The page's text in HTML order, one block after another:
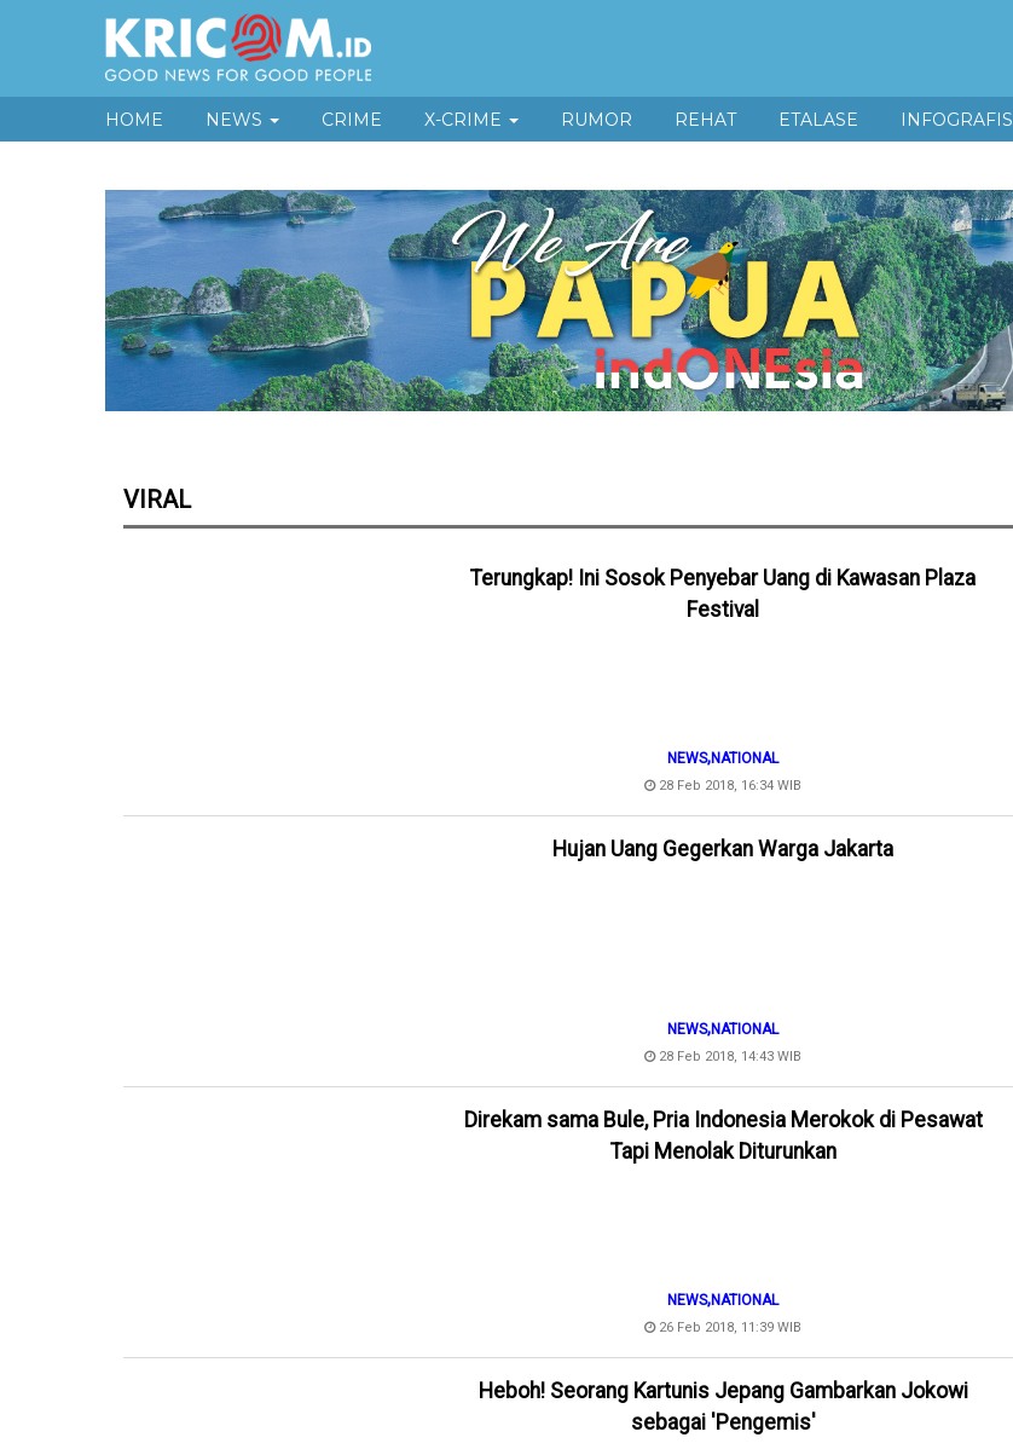
HOME NEWS CRIME X-CRIME RUMOR REHAT ETALASE INFOGRAFIS
VIRAL
Terungkap! Ini Sosok Penyebar Uang di Kawasan Plaza
Festival
NEWS,NATIONAL
28 Feb 2018, 16:34 WIB
Hujan Uang Gegerkan Warga Jakarta
NEWS,NATIONAL
28 Feb 2018, 14:43 WIB
Direkam sama Bule, Pria Indonesia Merokok di Pesawat
Tapi Menolak Diturunkan
NEWS,NATIONAL
26 Feb 2018, 11:39 WIB
Heboh! Seorang Kartunis Jepang Gambarkan Jokowi
sebagai 'Pengemis'